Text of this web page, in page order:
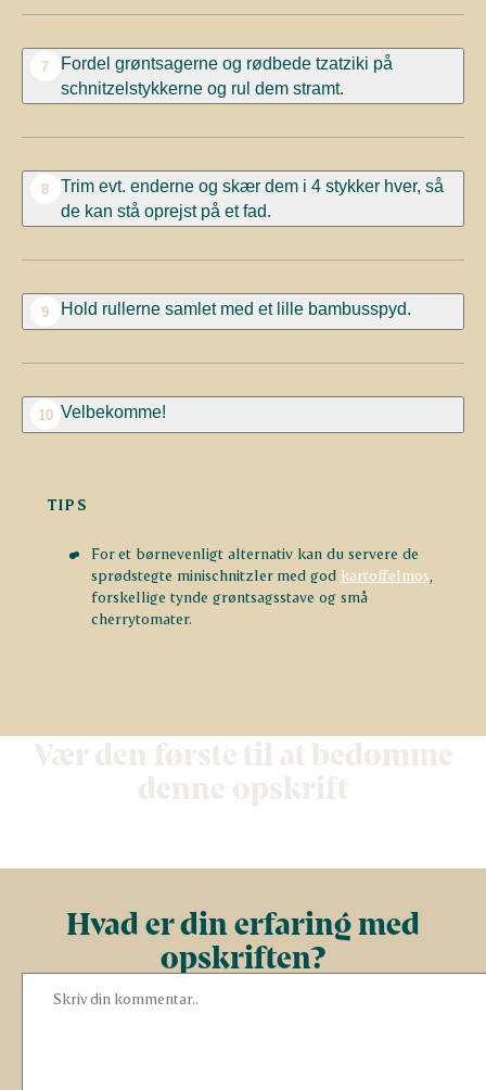
7
Fordel grøntsagerne og rødbede tzatziki på
schnitzelstykkerne og rul dem stramt.
8
Trim evt. enderne og skær dem i 4 stykker hver, så
de kan stå oprejst på et fad.
9 Hold rullerne samlet med et lille bambusspyd.
10 Velbekomme!
TIPS
For et børnevenligt alternativ kan du servere de
sprødstegte minischnitzler med god kartoffelmos
forskellige tynde grøntsagsstave og små
cherrytomater.
Vær den første til at bedømme
denne opskrift
Hvad er din erfaring med
opskriften?